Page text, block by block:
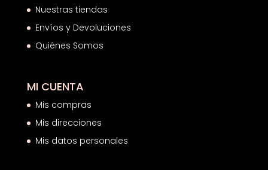
Nuestras tiendas
Envíos y Devoluciones
Quiénes Somos
MI CUENTA
Mis compras
Mis direcciones
Mis datos personales